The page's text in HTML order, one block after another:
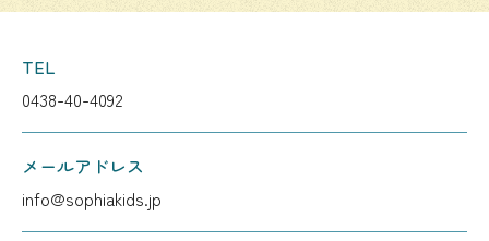
TEL
0438-40-4092
メールアドレス
info@sophiakids.jp